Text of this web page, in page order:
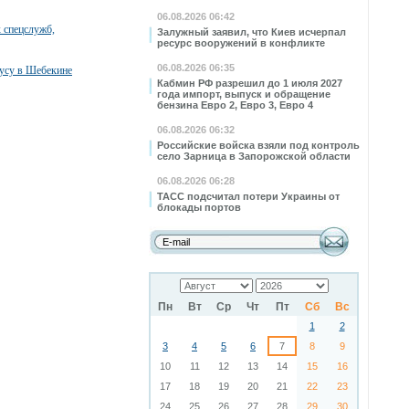
06.08.2026 06:42
Залужный заявил, что Киев исчерпал
ресурс вооружений в конфликте
06.08.2026 06:35
Кабмин РФ разрешил до 1 июля 2027
года импорт, выпуск и обращение
бензина Евро 2, Евро 3, Евро 4
06.08.2026 06:32
Российские войска взяли под контроль
село Зарница в Запорожской области
06.08.2026 06:28
ТАСС подсчитал потери Украины от
блокады портов
Пн Вт Ср Чт Пт Сб Вс
1
2
3
4 5 6 7 8
9
10
11 12 13 14 15
16
17
18 19 20 21 22
23
24
25 26 27 28 29 30
спецслужб,
в Шебекине